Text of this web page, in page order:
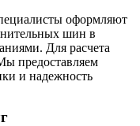
оформляют
шин в
Для расчета
предоставляем
и надежность